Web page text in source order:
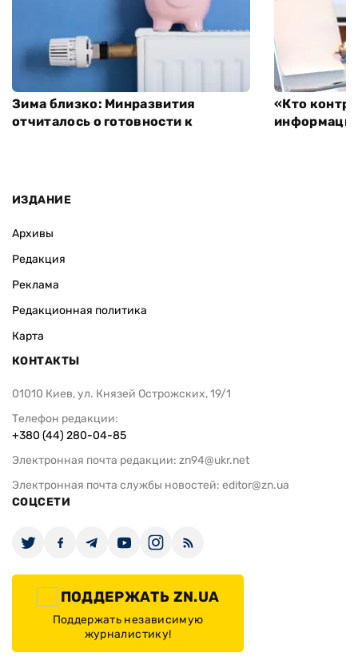
Зима близко: Минразвития
отчиталось о готовности к
«Кто
ИЗДАНИЕ
Архивы
Редакция
Реклама
Редакционная политика
Карта
КОНТАКТЫ
01010 Киев, ул. Князей Острожских, 19/1
Телефон редакции:
+380 (44) 280-04-85
Электронная почта редакции: zn94@ukr.net
Электронная почта службы новостей: editor@zn.ua
СОЦСЕТИ
ПОДДЕРЖАТЬ ZN.UA
Поддержать независимую
журналистику!